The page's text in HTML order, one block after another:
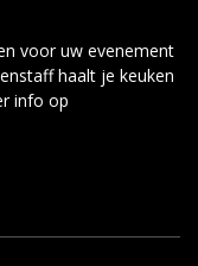
voor uw evenement
haalt je keuken
info op